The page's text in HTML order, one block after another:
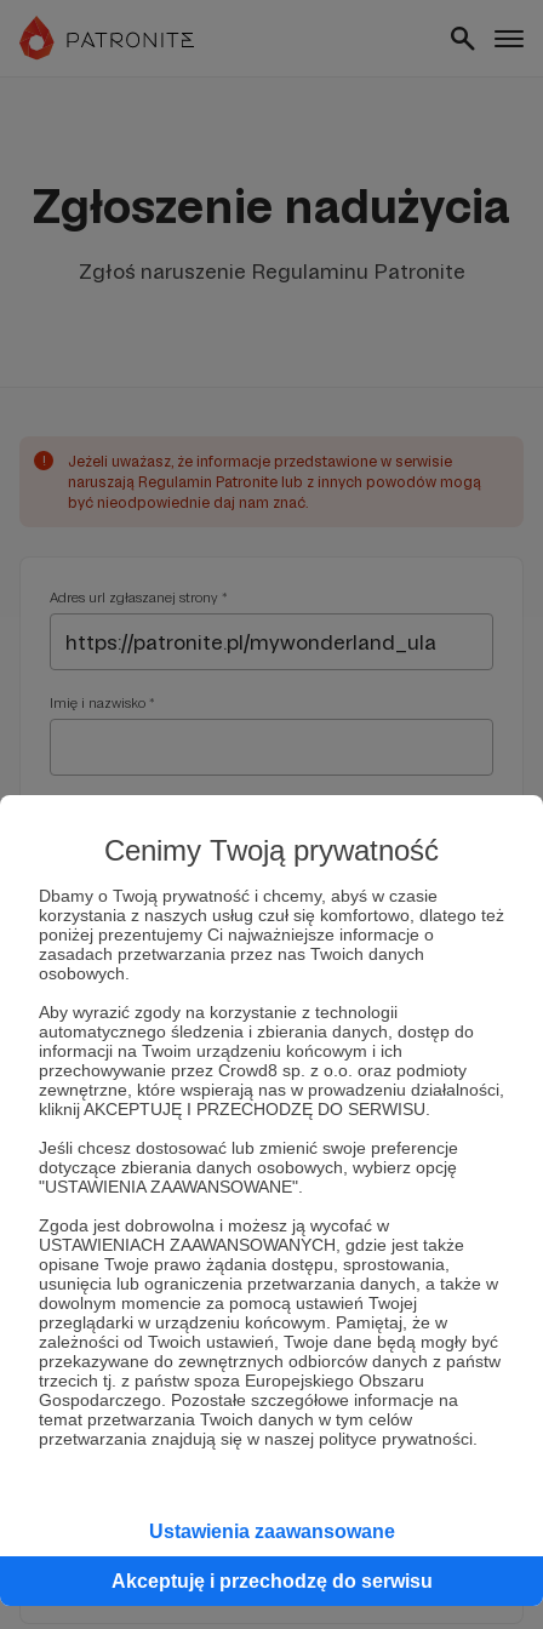
Cenimy Twoją prywatność
Dbamy o Twoją prywatność i chcemy, abyś w czasie
korzystania z naszych usług czuł się komfortowo, dlatego też
poniżej prezentujemy Ci najważniejsze informacje o
zasadach przetwarzania przez nas Twoich danych
osobowych.
Aby wyrazić zgody na korzystanie z technologii
automatycznego śledzenia i zbierania danych, dostęp do
informacji na Twoim urządzeniu końcowym i ich
przechowywanie przez Crowd8 sp. z o.o. oraz podmioty
zewnętrzne, które wspierają nas w prowadzeniu działalności,
kliknij AKCEPTUJĘ I PRZECHODZĘ DO SERWISU.
Jeśli chcesz dostosować lub zmienić swoje preferencje
dotyczące zbierania danych osobowych, wybierz opcję
"USTAWIENIA ZAAWANSOWANE".
Zgoda jest dobrowolna i możesz ją wycofać w
USTAWIENIACH ZAAWANSOWANYCH, gdzie jest także
opisane Twoje prawo żądania dostępu, sprostowania,
usunięcia lub ograniczenia przetwarzania danych, a także w
dowolnym momencie za pomocą ustawień Twojej
przeglądarki w urządzeniu końcowym. Pamiętaj, że w
zależności od Twoich ustawień, Twoje dane będą mogły być
przekazywane do zewnętrznych odbiorców danych z państw
trzecich tj. z państw spoza Europejskiego Obszaru
Gospodarczego. Pozostałe szczegółowe informacje na
temat przetwarzania Twoich danych w tym celów
przetwarzania znajdują się w naszej polityce prywatności.
Ustawienia zaawansowane
Akceptuję i przechodzę do serwisu
Zgłoszenie nadużycia
Zgłoś naruszenie Regulaminu Patronite
!
Jeżeli uważasz, że informacje przedstawione w serwisie
naruszają Regulamin Patronite lub z innych powodów mogą
być nieodpowiednie daj nam znać.
Adres url zgłaszanej strony *
Imię i nazwisko *
Telefon *
dodatkowe pytania
Treść wiadomości *
* Wyrażam zgodę na przetwarzanie moich danych
osobowych przez Patronite
Administratorem Twoich danych osobowych jest Crowd8 sp. z o.o.
z siedziba w Warszawie, ul. Żwirki i Wigury 16, 02-092 Warszawa.
Twoje dane osobowe będą przetwarzane w szczególności w celu
wykonania umowy zawartej z Tobą, w tym do umożliwienia
Gwarantujemy spełnienie wszystkich Twoich praw wynikających
z ogólnego rozporządzenia o ochronie danych, tj. prawo dostępu,
sprostowania oraz usunięcia Twoich danych, ograniczenia ich
rozwiń zgodę
Wyślij zgłoszenie